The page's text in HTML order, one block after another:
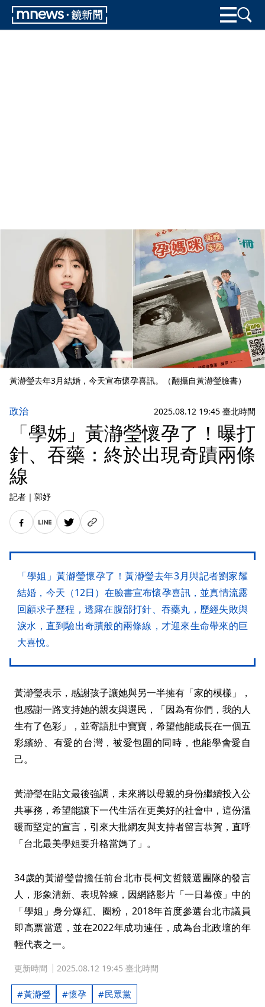
黃瀞瑩去年3月結婚，今天宣布懷孕喜訊。（翻攝自黃瀞瑩臉書）
政治 2025.08.12 19:45 臺北時間
「學姊」黃瀞瑩懷孕了！曝打
針、吞藥：終於出現奇蹟兩條
線
記者 ｜ 郭妤
「學姐」黃瀞瑩懷孕了！黃瀞瑩去年3月與記者劉家耀
結婚，今天（12日）在臉書宣布懷孕喜訊，並真情流露
回顧求子歷程，透露在腹部打針、吞藥丸，歷經失敗與
淚水，直到驗出奇蹟般的兩條線，才迎來生命帶來的巨
大喜悅。
黃瀞瑩表示，感謝孩子讓她與另一半擁有「家的模樣」，
也感謝一路支持她的親友與選民，「因為有你們，我的人
生有了色彩」，並寄語肚中寶寶，希望他能成長在一個五
彩繽紛、有愛的台灣，被愛包圍的同時，也能學會愛自
己。
黃瀞瑩在貼文最後強調，未來將以母親的身份繼續投入公
共事務，希望能讓下一代生活在更美好的社會中，這份溫
暖而堅定的宣言，引來大批網友與支持者留言恭賀，直呼
「台北最美學姐要升格當媽了」。
34歲的黃瀞瑩曾擔任前台北市長柯文哲競選團隊的發言
人，形象清新、表現幹練，因網路影片「一日幕僚」中的
「學姐」身分爆紅、圈粉，2018年首度參選台北市議員
即高票當選，並在2022年成功連任，成為台北政壇的年
輕代表之一。
更新時間 2025.08.12 19:45 臺北時間
黃瀞瑩 懷孕 民眾黨